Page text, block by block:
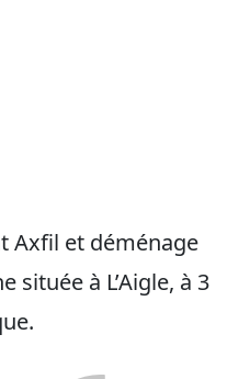
Axfil et déménage
située à L’Aigle, à 3